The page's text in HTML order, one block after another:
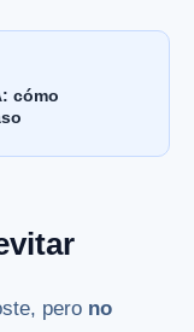
cómo
pero no